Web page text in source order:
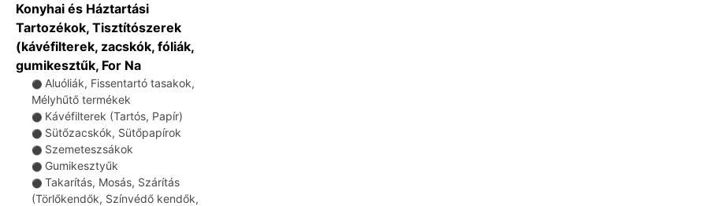
Konyhai és Háztartási
Tartozékok, Tisztítószerek
(kávéfilterek, zacskók, fóliák,
gumikesztűk, For Na
⚫ Aluóliák, Fissentartó tasakok,
Mélyhűtő termékek
⚫ Kávéfilterek (Tartós, Papír)
⚫ Sütőzacskók, Sütőpapírok
⚫ Szemeteszsákok
⚫ Gumikesztyűk
⚫ Takarítás, Mosás, Szárítás
(Törlőkendők, Színvédő kendők,